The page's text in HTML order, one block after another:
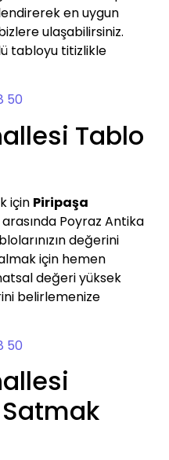
en uygun
ulaşabilirsiniz.
tabloyu titizlikle
50
Tablo
için Piripaşa
arasında Poyraz Antika
değerini
için hemen
değeri yüksek
belirlemenize
50